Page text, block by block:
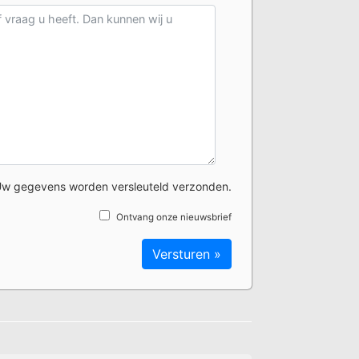
gegevens worden versleuteld verzonden.
Ontvang onze nieuwsbrief